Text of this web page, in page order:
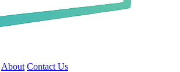
About Contact Us